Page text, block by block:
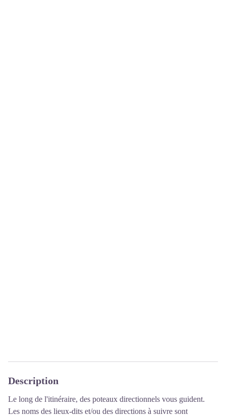
Description
Le long de l'itinéraire, des poteaux directionnels vous guident.
Les noms des lieux-dits et/ou des directions à suivre sont